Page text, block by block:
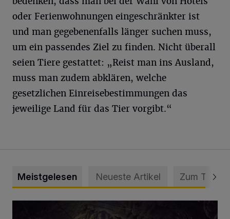
oder Ferienwohnungen eingeschränkter ist
und man gegebenenfalls länger suchen muss,
um ein passendes Ziel zu finden. Nicht überall
seien Tiere gestattet: „Reist man ins Ausland,
muss man zudem abklären, welche
gesetzlichen Einreisebestimmungen das
jeweilige Land für das Tier vorgibt.“
Meistgelesen Neueste Artikel Zum Thema